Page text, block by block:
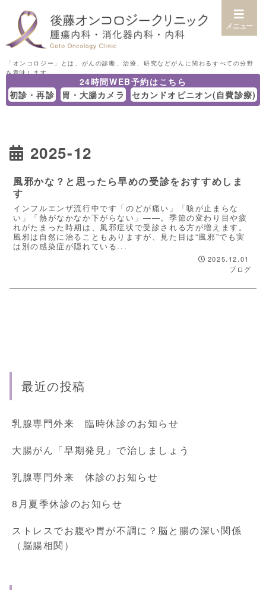
24時間WEB予約はこちら
初診・再診
胃・大腸カメラ セカンドオピニオン(自費診療)
2025-12
風邪かな？と思ったら早めの受診をおすすめしま
す
インフルエンザ流行中です「のどが痛い」「咳が止まらな
い」「熱がなかなか下がらない」——。季節の変わり目や疲
れがたまった時期は、風邪症状で受診される方が増えます。
風邪は自然に治ることもありますが、見た目は“風邪”でも実
は別の感染症が隠れている...
2025.12.01
ブログ
最近の投稿
乳腺専門外来 臨時休診のお知らせ
大腸がん「早期発見」で治しましょう
乳腺専門外来 休診のお知らせ
8月夏季休診のお知らせ
ストレスでお腹や胃が不調に？脳と腸の深い関係
（脳腸相関）
メニュー